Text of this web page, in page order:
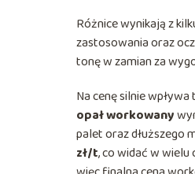
Różnice wynikają z
zastosowania oraz
tonę w zamian za
Na cenę silnie
opał workowany
palet oraz dłuższego
zł/t, co widać w wielu